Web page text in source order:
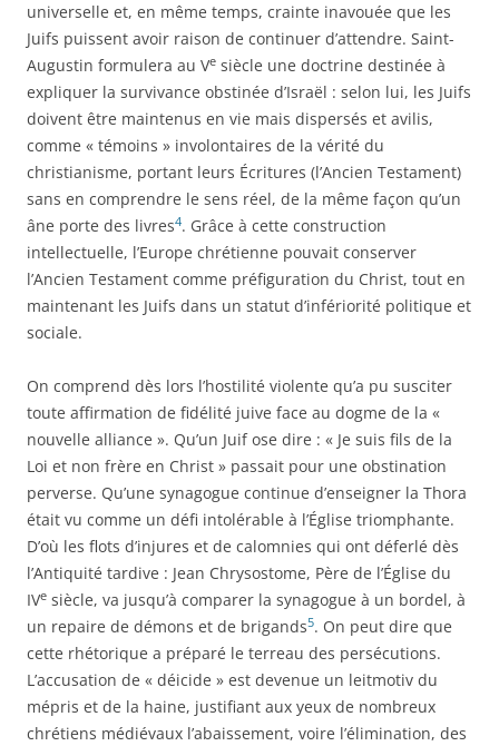
universelle et, en même temps, crainte inavouée que les
Juifs puissent avoir raison de continuer d’attendre. Saint-
Augustin formulera au Ve siècle une doctrine destinée à
expliquer la survivance obstinée d’Israël : selon lui, les Juifs
doivent être maintenus en vie mais dispersés et avilis,
comme « témoins » involontaires de la vérité du
christianisme, portant leurs Écritures (l’Ancien Testament)
sans en comprendre le sens réel, de la même façon qu’un
âne porte des livres4. Grâce à cette construction
intellectuelle, l’Europe chrétienne pouvait conserver
l’Ancien Testament comme préfiguration du Christ, tout en
maintenant les Juifs dans un statut d’infériorité politique et
sociale.
On comprend dès lors l’hostilité violente qu’a pu susciter
toute affirmation de fidélité juive face au dogme de la «
nouvelle alliance ». Qu’un Juif ose dire : « Je suis fils de la
Loi et non frère en Christ » passait pour une obstination
perverse. Qu’une synagogue continue d’enseigner la Thora
était vu comme un défi intolérable à l’Église triomphante.
D’où les flots d’injures et de calomnies qui ont déferlé dès
l’Antiquité tardive : Jean Chrysostome, Père de l’Église du
IVe siècle, va jusqu’à comparer la synagogue à un bordel, à
un repaire de démons et de brigands5. On peut dire que
cette rhétorique a préparé le terreau des persécutions.
L’accusation de « déicide » est devenue un leitmotiv du
mépris et de la haine, justifiant aux yeux de nombreux
chrétiens médiévaux l’abaissement, voire l’élimination, des